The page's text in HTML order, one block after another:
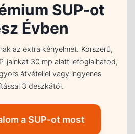
SUP-ot
Évben
az extra kényelmet. Korszerű,
jainkat 30 mp alatt lefoglalhatod,
átvétellel vagy ingyenes
3 deszkától.
a SUP-ot most